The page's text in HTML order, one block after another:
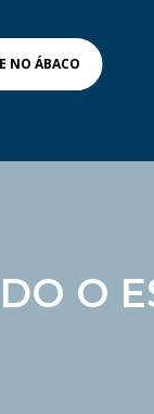
NO ÁBACO
O